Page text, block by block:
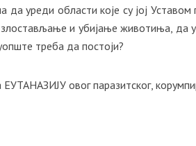
да уреди области које су јој
и убијање животиња, да
треба да постоји?
овог паразитског,